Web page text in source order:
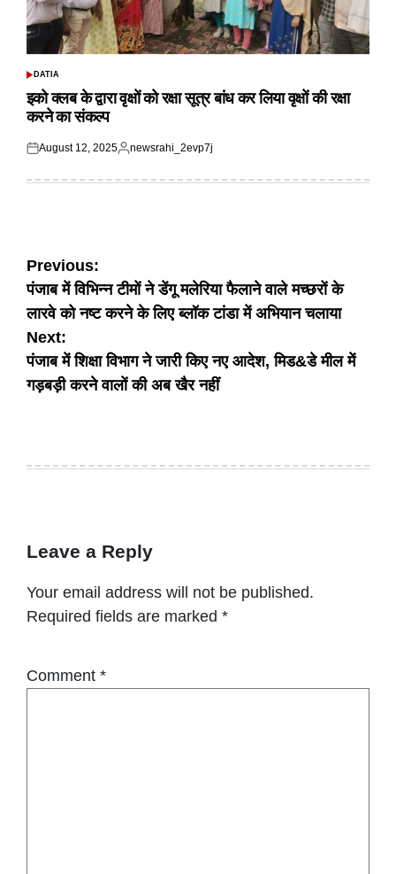
POSTED
DATIA
इको क्लब के द्वारा वृक्षों को रक्षा सूत्र बांध कर लिया वृक्षों की रक्षा
करने का संकल्प
Posted
August 12, 2025
Posted
newsrahi_2evp7j
Post
navigation
Previous:
पंजाब में विभिन्न टीमों ने डेंगू मलेरिया फैलाने वाले मच्छरों के
लारवे को नष्ट करने के लिए ब्लॉक टांडा में अभियान चलाया
Next:
पंजाब में शिक्षा विभाग ने जारी किए नए आदेश, मिड&डे मील में
गड़बड़ी करने वालों की अब खैर नहीं
Leave a Reply
Your email address will not be published.
Required fields are marked *
Comment *